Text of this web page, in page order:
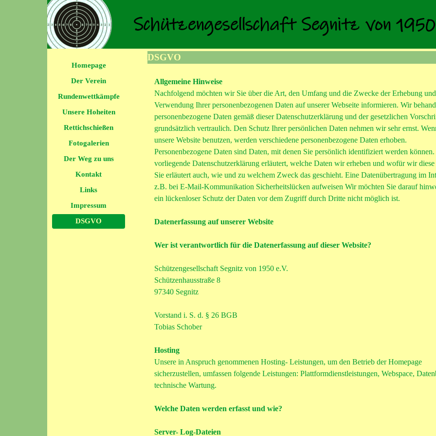
Homepage
Der Verein
Rundenwettkämpfe
Unsere Hoheiten
Rettichschießen
Fotogalerien
Der Weg zu uns
Kontakt
Links
Impressum
DSGVO
DSGVO
Allgemeine Hinweise
Nachfolgend möchten wir Sie über die Art, den Umfang und die Zwecke der Erhebung und
Verwendung Ihrer personenbezogenen Daten auf unserer Webseite informieren. Wir
personenbezogene Daten gemäß dieser Datenschutzerklärung und der gesetzlichen
grundsätzlich vertraulich. Den Schutz Ihrer persönlichen Daten nehmen wir sehr ernst.
unsere Website benutzen, werden verschiedene personenbezogene Daten erhoben.
Personenbezogene Daten sind Daten, mit denen Sie persönlich identifiziert werden
vorliegende Datenschutzerklärung erläutert, welche Daten wir erheben und wofür wir diese
Sie erläutert auch, wie und zu welchem Zweck das geschieht. Eine Datenübertragung im
z.B. bei E-Mail-Kommunikation Sicherheitslücken aufweisen Wir möchten Sie darauf
ein lückenloser Schutz der Daten vor dem Zugriff durch Dritte nicht möglich ist.
Datenerfassung auf unserer Website
Wer ist verantwortlich für die Datenerfassung auf dieser Website?
Schützengesellschaft Segnitz von 1950 e.V.
Schützenhausstraße 8
97340 Segnitz
Vorstand i. S. d. § 26 BGB
Tobias Schober
Hosting
Unsere in Anspruch genommenen Hosting- Leistungen, um den Betrieb der Homepage
sicherzustellen, umfassen folgende Leistungen: Plattformdienstleistungen, Webspace,
technische Wartung.
Welche Daten werden erfasst und wie?
Server- Log-Dateien